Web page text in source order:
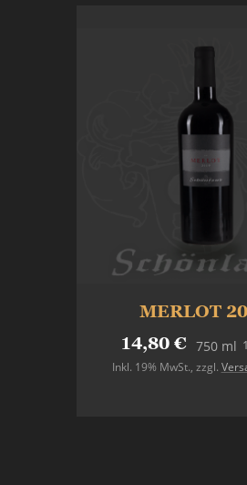
MERLOT
14,80 € 750 ml
Inkl. 19% MwSt., zzgl.